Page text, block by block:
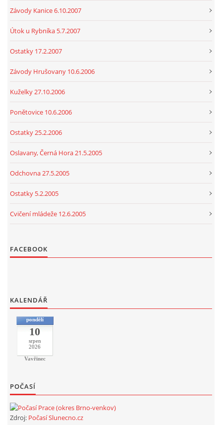
Závody Kanice 6.10.2007
Útok u Rybníka 5.7.2007
Ostatky 17.2.2007
Závody Hrušovany 10.6.2006
Kuželky 27.10.2006
Ponětovice 10.6.2006
Ostatky 25.2.2006
Oslavany, Černá Hora 21.5.2005
Odchovna 27.5.2005
Ostatky 5.2.2005
Cvičení mládeže 12.6.2005
FACEBOOK
KALENDÁŘ
pondělí
10
srpen
2026
Vavřinec
POČASÍ
Zdroj: Počasí Slunecno.cz